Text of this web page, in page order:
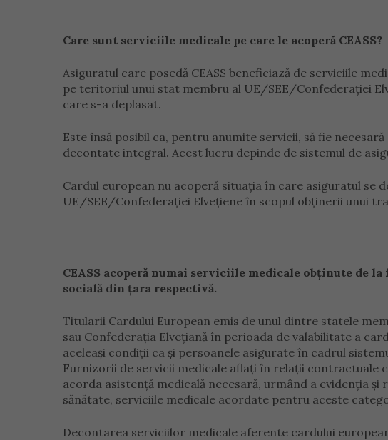
Care sunt serviciile medicale pe care le acoperă CEASS?
Asiguratul care posedă CEASS beneficiază de serviciile
pe teritoriul unui stat membru al UE/SEE/Confederaţiei
care s-a deplasat.
Este însă posibil ca, pentru anumite servicii, să fie
decontate integral. Acest lucru depinde de sistemul de
Cardul european nu acoperă situaţia în care asiguratul se
UE/SEE/Confederaţiei Elveţiene în scopul obţinerii unui
CEASS acoperă numai serviciile medicale obţinute de
socială din ţara respectivă.
Titularii Cardului European emis de unul dintre statele
sau Confederaţia Elveţiană în perioada de valabilitate a
aceleaşi condiţii ca şi persoanele asigurate în cadrul
Furnizorii de servicii medicale aflaţi în relaţii contractuale
acorda asistenţă medicală necesară, urmând a evidenţia
sănătate, serviciile medicale acordate pentru aceste
Decontarea serviciilor medicale aferente cardului